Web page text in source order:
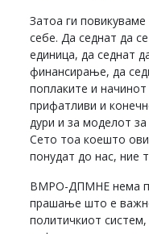
Затоа ги
себе. Да седнат да
единица, да седнат
финансирање, да
поплаките и
прифатливи и
дури и за моделот за
Сето тоа коешто
понудат до нас, ние
ВМРО-ДПМНЕ нема
прашање што е
политичкиот